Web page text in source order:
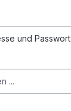
und Passwort